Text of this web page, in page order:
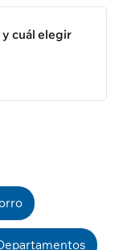
cuál elegir